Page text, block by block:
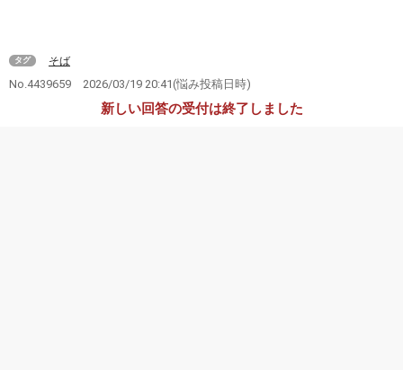
タグ そば
No.4439659 2026/03/19 20:41 (悩み投稿日時)
新しい回答の受付は終了しました